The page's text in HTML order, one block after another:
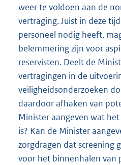
weer te voldoen aan de
vertraging. Juist in deze
personeel nodig heeft,
belemmering zijn voor
reservisten. Deelt de
vertragingen in de
veiligheidsonderzoeken
daardoor afhaken van
Minister aangeven wat
is? Kan de Minister
zorgdragen dat screening
voor het binnenhalen van